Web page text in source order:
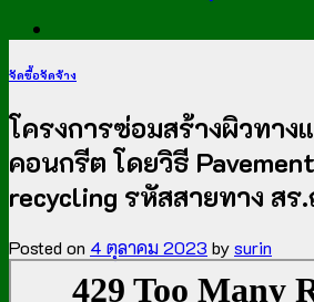
จัดซื้อจัดจ้าง
โครงการซ่อมสร้างผิวทาง
คอนกรีต โดยวิธี
recycling รหัสสายทาง สร
Posted on 4 ตุลาคม 2023 bysurin